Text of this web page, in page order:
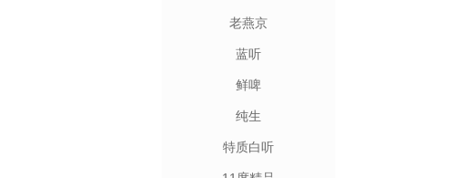
老燕京
蓝听
鲜啤
纯生
特质白听